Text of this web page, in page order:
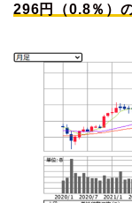
296円（0.8％）